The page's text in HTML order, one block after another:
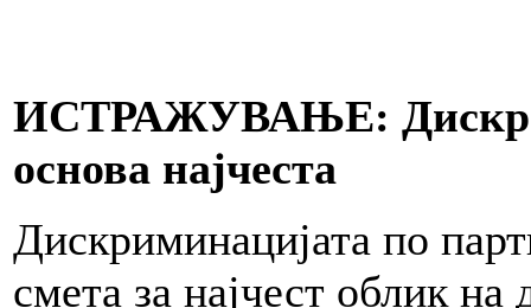
ИСТРАЖУВАЊЕ:
основа најчеста
Дискриминацијата по
смета за најчест облик